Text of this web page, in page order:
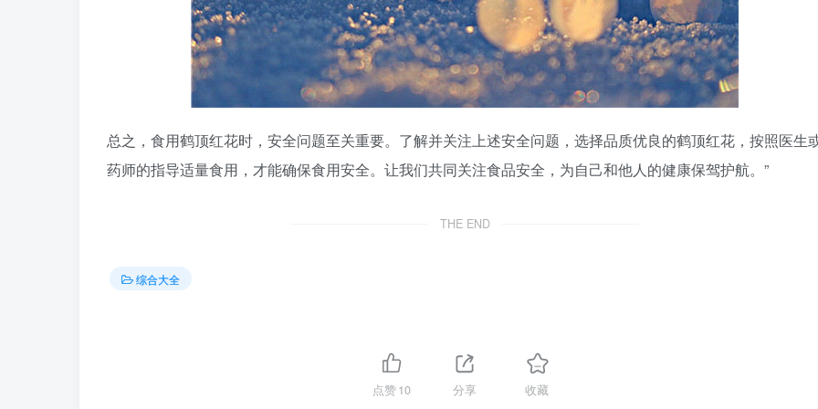
总之，食用鹤顶红花时，安全问题至关重要。了解并关注上述安全问题，选择品质优良的鹤顶红花，按照医生
药师的指导适量食用，才能确保食用安全。让我们共同关注食品安全，为自己和他人的健康保驾护航。”
THE END
综合大全
点赞10 分享 收藏